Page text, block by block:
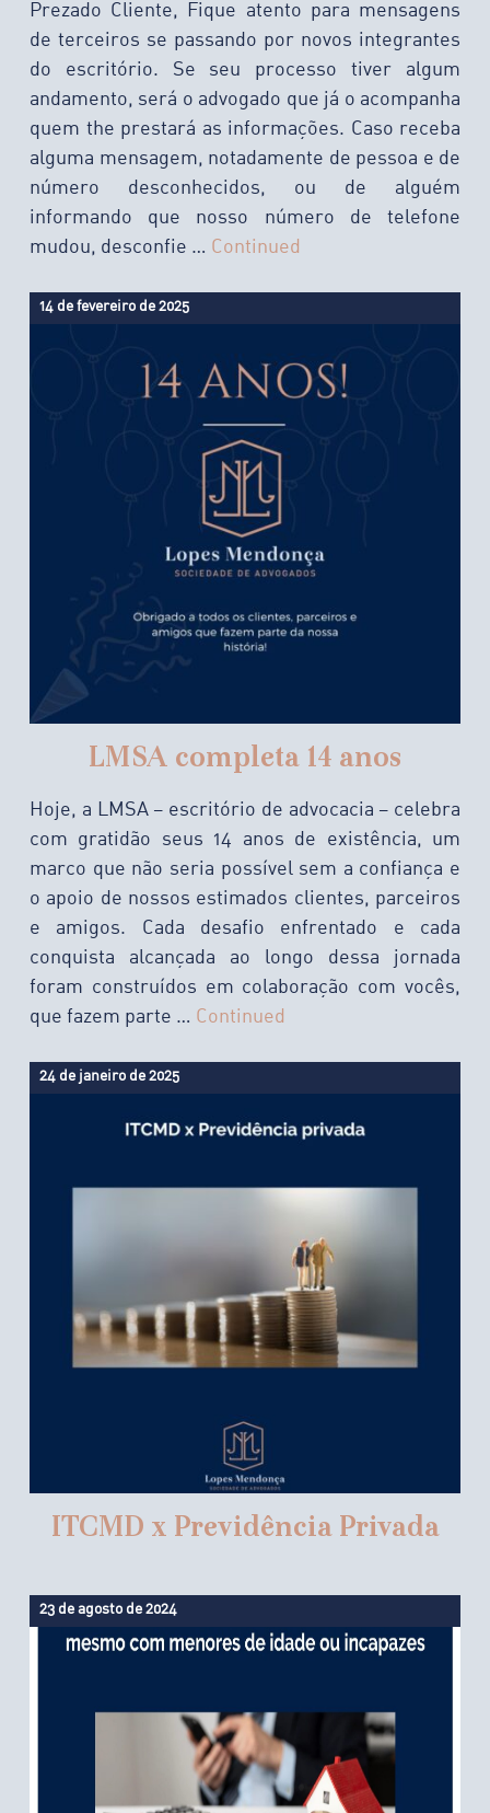
Prezado Cliente, Fique atento para mensagens
de terceiros se passando por novos integrantes
do escritório. Se seu processo tiver algum
andamento, será o advogado que já o acompanha
quem the prestará as informações. Caso receba
alguma mensagem, notadamente de pessoa e de
número desconhecidos, ou de alguém
informando que nosso número de telefone
mudou, desconfie … Continued
14 de fevereiro de 2025
LMSA completa 14 anos
Hoje, a LMSA – escritório de advocacia – celebra
com gratidão seus 14 anos de existência, um
marco que não seria possível sem a confiança e
o apoio de nossos estimados clientes, parceiros
e amigos. Cada desafio enfrentado e cada
conquista alcançada ao longo dessa jornada
foram construídos em colaboração com vocês,
que fazem parte … Continued
24 de janeiro de 2025
ITCMD x Previdência Privada
23 de agosto de 2024